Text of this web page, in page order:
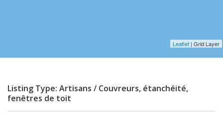
Leaflet | Grid Layer
Listing Type: Artisans / Couvreurs, étanchéité,
fenêtres de toit